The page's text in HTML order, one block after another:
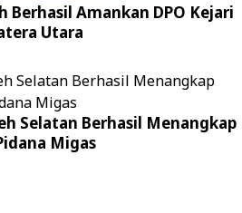
Berhasil Amankan DPO Kejari
Utara
Selatan Berhasil Menangkap
Migas